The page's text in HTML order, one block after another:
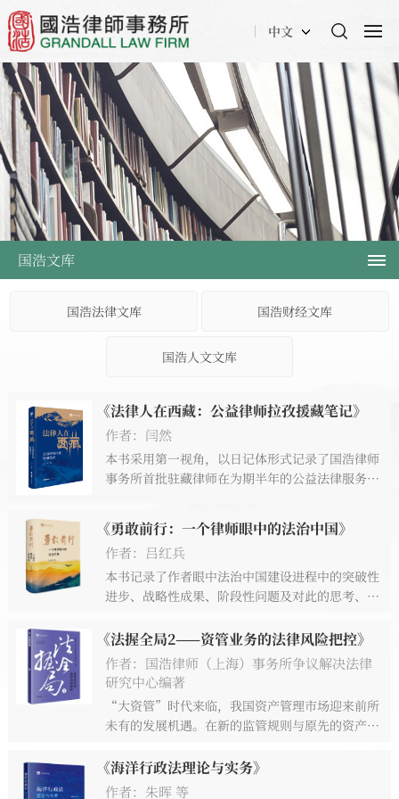
中文
国浩文库
国浩法律文库 国浩财经文库
国浩人文文库
《法律人在西藏：公益律师拉孜援藏笔记》
作者：闫然
本书采用第一视角，以日记体形式记录了国浩律师
事务所首批驻藏律师在为期半年的公益法律服务过
提供公益法律服务时涉及的工作、生活、风士人情
等方方面面。
《勇敢前行：一个律师眼中的法治中国》
作者：吕红兵
本书记录了作者眼中法治中国建设进程中的突破性
进步、战略性成果、阶段性问题及对此的思考、建
《法握全局2——资管业务的法律风险把控》
作者：国浩律师（上海）事务所争议解决法律
研究中心编著
“大资管”时代来临，我国资产管理市场迎来前所
未有的发展机遇。在新的监管规则与原先的资产管
和业务合规性问题？如何应对频发的资产管理产品
违约事件？如何规范资产管理业务，实现多方主体
《海洋行政法理论与实务》
作者：朱晖 等